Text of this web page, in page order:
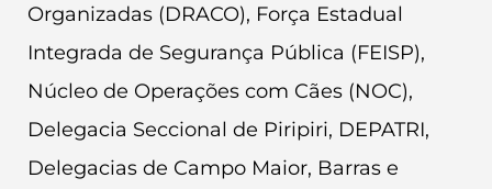
Organizadas (DRACO), Força Estadual
Integrada de Segurança Pública (FEISP),
Núcleo de Operações com Cães (NOC),
Delegacia Seccional de Piripiri, DEPATRI,
Delegacias de Campo Maior, Barras e